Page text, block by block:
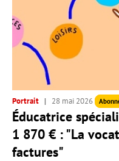
Portrait 28 mai 2026
Éducatrice
1 870 € : "La
factures"